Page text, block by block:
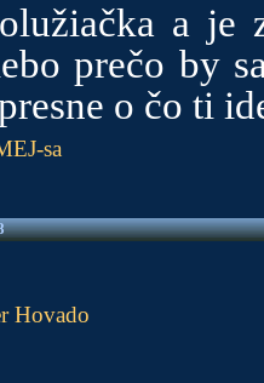
a je
prečo by
o čo ti
sa
Hovado